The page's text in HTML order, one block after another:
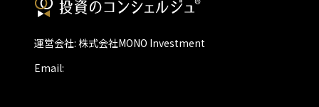
運営会社: 株式会社MONO Investment
Email: